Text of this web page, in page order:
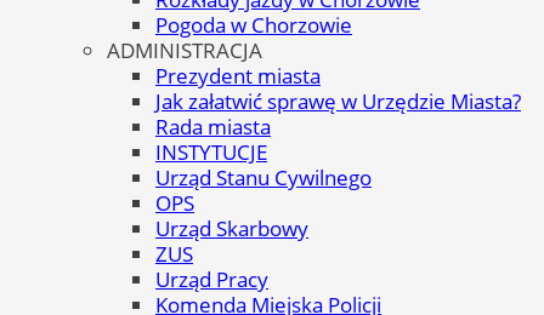
Pogoda w Chorzowie
ADMINISTRACJA
Prezydent miasta
Jak załatwić sprawę w Urzędzie Miasta?
Rada miasta
INSTYTUCJE
Urząd Stanu Cywilnego
OPS
Urząd Skarbowy
ZUS
Urząd Pracy
Komenda Miejska Policji